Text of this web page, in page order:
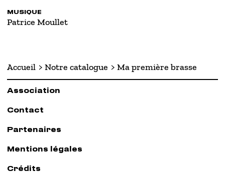
MUSIQUE
Patrice Moullet
Accueil Notre catalogue Ma première brasse
Association
Contact
Partenaires
Mentions légales
Crédits